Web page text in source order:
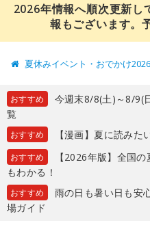
2026年情報へ順次更新し
報もございます。
夏休みイベント・おでかけ2026
おすすめ
今週末8/8(土)～8/9(
覧
おすすめ 【漫画】夏に読み
おすすめ
【2026年版】全国
もわかる！
おすすめ
雨の日も暑い日も安
場ガイド